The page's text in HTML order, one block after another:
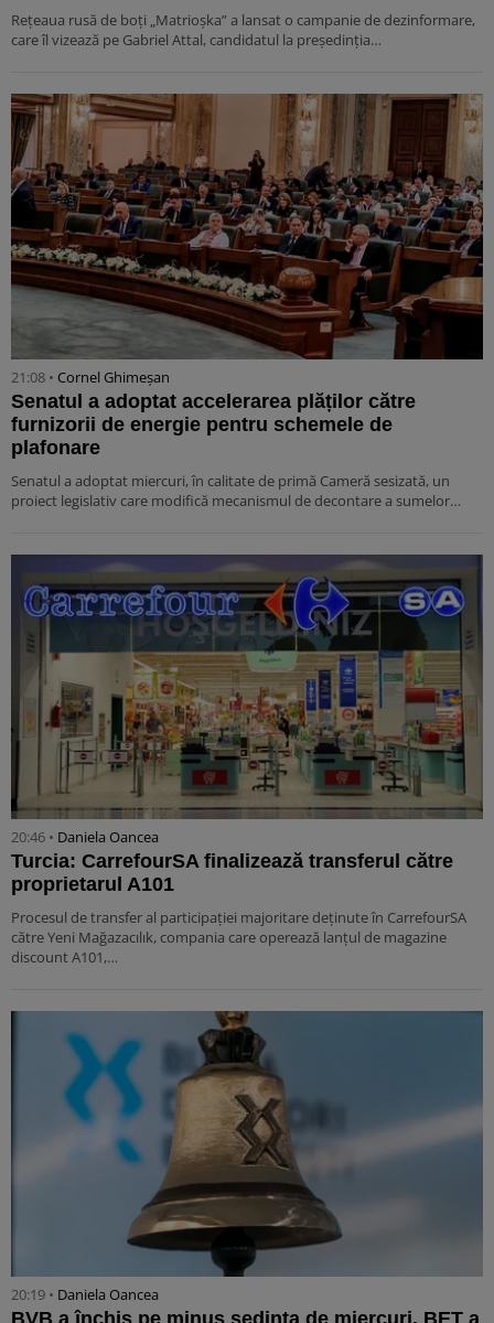
Rețeaua rusă de boți „Matrioșka” a lansat o campanie de dezinformare,
care îl vizează pe Gabriel Attal, candidatul la președinția…
21:08 • Cornel Ghimeșan
Senatul a adoptat accelerarea plăților către
furnizorii de energie pentru schemele de
plafonare
Senatul a adoptat miercuri, în calitate de primă Cameră sesizată, un
proiect legislativ care modifică mecanismul de decontare a sumelor…
20:46 • Daniela Oancea
Turcia: CarrefourSA finalizează transferul către
proprietarul A101
Procesul de transfer al participației majoritare deținute în CarrefourSA
către Yeni Mağazacılık, compania care operează lanțul de magazine
discount A101,…
20:19 • Daniela Oancea
BVB a închis pe minus ședința de miercuri. BET a